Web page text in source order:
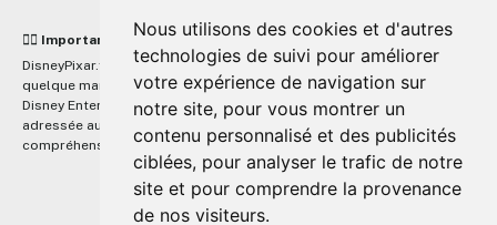
Nous utilisons des cookies et d'autres
technologies de suivi pour améliorer
votre expérience de navigation sur
notre site, pour vous montrer un
contenu personnalisé et des publicités
ciblées, pour analyser le trafic de notre
site et pour comprendre la provenance
de nos visiteurs.
☝🏼 Important
DisneyPixar.fr est un site indépendant et n'est en aucun cas lié de
quelque manière que ce soit avec The Walt Disney Company, Pixar,
Disney Enterprises, Inc ou leurs dérivés ou associés. Toute demande
adressée aux studios Disney ou Pixar sera ignorée. Merci de votre
compréhension.